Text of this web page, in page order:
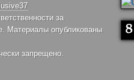
за
Материалы опубликованы
запрещено.